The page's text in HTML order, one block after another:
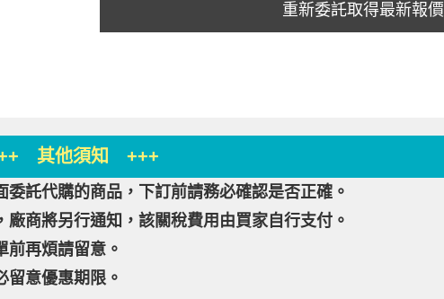
重新委託取得最新報價
其他須知 +++
託代購的商品，下訂前請務必確認是否正確。
商將另行通知，該關稅費用由買家自行支付。
前再煩請留意。
留意優惠期限。